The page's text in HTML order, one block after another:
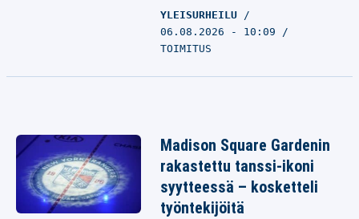
YLEISURHEILU
06.08.2026 - 10:09
TOIMITUS
Madison Square Gardenin
rakastettu tanssi-ikoni
syytteessä – kosketteli
työntekijöitä